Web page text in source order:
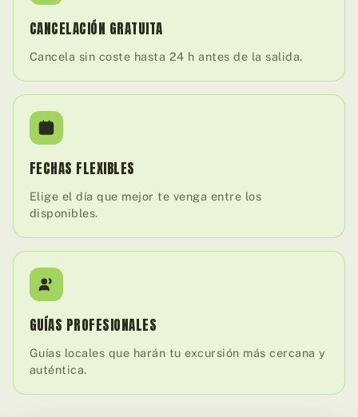
CANCELACIÓN GRATUITA
Cancela sin coste hasta 24 h antes de la salida.
FECHAS FLEXIBLES
Elige el día que mejor te venga entre los
disponibles.
GUÍAS PROFESIONALES
Guías locales que harán tu excursión más cercana y
auténtica.